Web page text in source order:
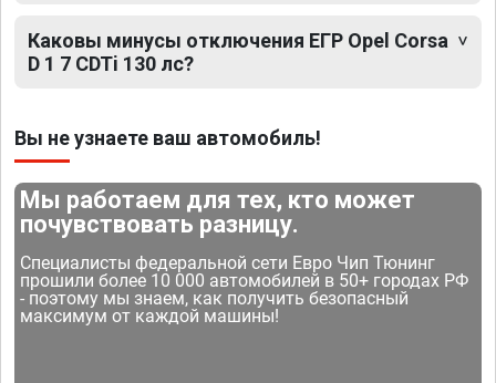
Каковы минусы отключения ЕГР Opel Corsa
D 1 7 CDTi 130 лс?
Вы не узнаете ваш автомобиль!
Мы работаем для тех, кто может
почувствовать разницу.
Специалисты федеральной сети Евро Чип Тюнинг
прошили более 10 000 автомобилей в 50+ городах РФ
- поэтому мы знаем, как получить безопасный
максимум от каждой машины!